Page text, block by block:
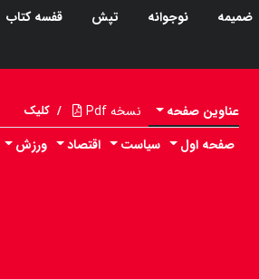
ضمیمه نوجوانه تپش قفسه کتاب
عناوین صفحه نسخه Pdf / کلیک
صفحه اول سیاست اقتصاد ورزش